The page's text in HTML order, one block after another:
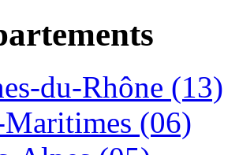
du-Rhône (13)
(06)